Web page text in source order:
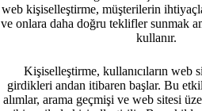
web kişiselleştirme, müşterilerin
ve onlara daha doğru teklifler sunmak
kullanır.
Kişiselleştirme, kullanıcıların web
girdikleri andan itibaren başlar. Bu
alımlar, arama geçmişi ve web sitesi